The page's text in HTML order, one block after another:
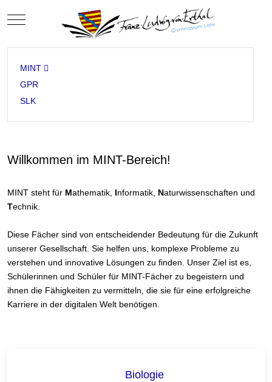
Mobile Menu Toggle
MINT
GPR
SLK
Willkommen im MINT-Bereich!
MINT steht für Mathematik, Informatik, Naturwissenschaften und
Technik.
Diese Fächer sind von entscheidender Bedeutung für die Zukunft
unserer Gesellschaft. Sie helfen uns, komplexe Probleme zu
verstehen und innovative Lösungen zu finden. Unser Ziel ist es,
Schülerinnen und Schüler für MINT-Fächer zu begeistern und
ihnen die Fähigkeiten zu vermitteln, die sie für eine erfolgreiche
Karriere in der digitalen Welt benötigen.
Biologie